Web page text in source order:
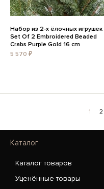
Набор из 2-х ёлочных игрушек
Set Of 2 Embroidered Beaded
Crabs Purple Gold 16 cm
5 570 ₽
1 2
Каталог
Каталог товаров
Уценённые товары